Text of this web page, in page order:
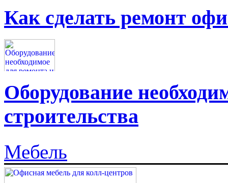
Как сделать ремонт
Оборудование
строительства
Мебель